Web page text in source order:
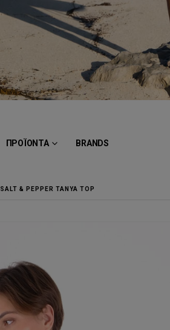
ΠΡΟΪΟΝΤΑ BRANDS
SALT & PEPPER TANYA TOP